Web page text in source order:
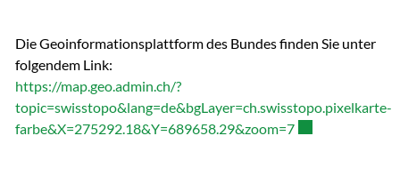
Die Geoinformationsplattform des Bundes finden Sie unter
folgendem Link:
https://map.geo.admin.ch/?
topic=swisstopo&lang=de&bgLayer=ch.swisstopo.pixelkarte-
farbe&X=275292.18&Y=689658.29&zoom=7Externer Link